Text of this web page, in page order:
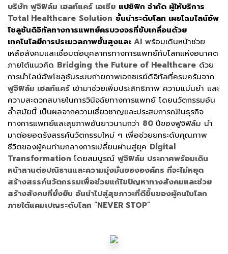
บริษัท ฟูจิฟิล์ม เฮลท์แคร์ เอเชีย แปซิฟิก จำกัด ผู้ให้บริการ
Total Healthcare Solution ชั้นนำระดับโลก เผยโฉมไลน์อัพ
โซลูชันดิจิทัลทางการแพทย์ครบวงจรที่ขับเคลื่อนด้วย
เทคโนโลยีการประมวลภาพขั้นสูงและ AI พร้อมเดินหน้าช่วย
เหลือสังคมและเชื่อมต่อบุคลากรทางการแพทย์กับโลกแห่งอนาคต
ภายใต้แนวคิด Bridging the Future of Healthcare ด้วย
การนำไลน์อัพโซลูชันระบบถ่ายภาพเอกซเรย์ดิจิทัลที่ครบครันจาก
ฟูจิฟิล์ม เฮลท์แคร์ เข้ามาช่วยเพิ่มประสิทธิภาพ ความแม่นยำ และ
ความสะดวกสบายในการวินิจฉัยทางการแพทย์ โดยนวัตกรรมอัน
ล้ำสมัยนี้ เป็นผลจากความเชี่ยวชาญและประสบการณ์ในธุรกิจ
ทางการแพทย์และสุขภาพอันยาวนานกว่า 80 ปีของฟูจิฟิล์ม นำ
มาต่อยอดรังสรรค์นวัตกรรมใหม่ ๆ เพื่อช่วยยกระดับคุณภาพ
ชีวิตของผู้คนท่ามกลางการเปลี่ยนผ่านสู่ยุค Digital
Transformation โดยสมบูรณ์ ฟูจิฟิล์ม ประกาศพร้อมเดิน
หน้าสานต่อปณิธานและความมุ่งมั่นขององค์กร ที่จะไม่หยุด
สร้างสรรค์นวัตกรรมเพื่อช่วยแก้ไขปัญหาทางสังคมและช่วย
สร้างสังคมที่ยั่งยืน อันนำไปสู่สุขภาวะที่ดีขึ้นของผู้คนในโลก
ภายใต้แคมเปญระดับโลก “NEVER STOP”